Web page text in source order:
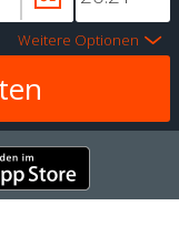
Weitere Optionen